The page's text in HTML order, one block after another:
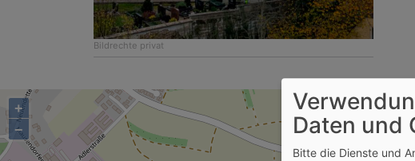
Bildrechte privat
+
−
Daten und
Bitte die Dienste und